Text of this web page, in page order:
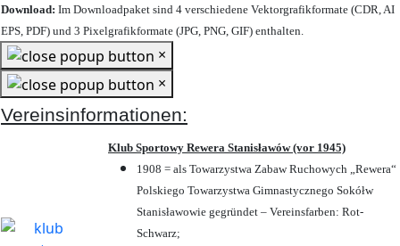
Download: Im Downloadpaket sind 4 verschiedene Vektorgrafikformate (CDR, AI
EPS, PDF) und 3 Pixelgrafikformate (JPG, PNG, GIF) enthalten.
×
×
Vereinsinformationen:
Klub Sportowy Rewera Stanisławów (vor 1945)
1908 = als Towarzystwa Zabaw Ruchowych „Rewera“
Polskiego Towarzystwa Gimnastycznego Sokółw
Stanisławowie gegründet – Vereinsfarben: Rot-
Schwarz;